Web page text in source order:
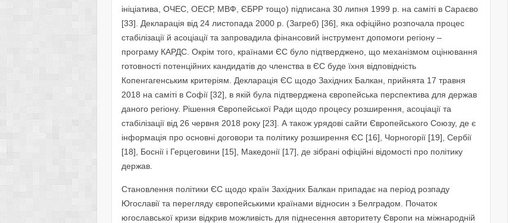
ініціатива, ОЧЕС, ОЕСР, МВФ, ЄБРР тощо) підписана 30 липня 1999 р. на саміті в Сараєво
[33]. Декларація від 24 листопада 2000 р. (Загреб) [36], яка офіційно розпочала процес
стабілізації й асоціації та запровадила фінансовий інструмент допомоги регіону –
програму КАРДС. Окрім того, країнами ЄС було підтверджено, що механізмом оцінювання
готовності потенційних кандидатів до членства в ЄС буде їхня відповідність
Копенгагенським критеріям. Декларація ЄС щодо Західних Балкан, прийнята 17 травня
2018 на саміті в Софії [32], в якій була підтверджена європейська перспектива для держав
даного регіону. Рішення Європейської Ради щодо процесу розширення, асоціації та
стабілізації від 26 червня 2018 року [23]. А також урядові сайти Європейського Союзу, де є
інформація про основні договори та політику розширення ЄС [16], Чорногорії [19], Сербії
[18], Боснії і Герцеговини [15], Македонії [17], де зібрані офіційні відомості про політику
держав.
Становлення політики ЄС щодо країн Західних Балкан припадає на період розпаду
Югославії та перегляду європейськими країнами відносин з Белградом. Початок
югославської кризи відкрив можливість для піднесення авторитету Європи на міжнародній